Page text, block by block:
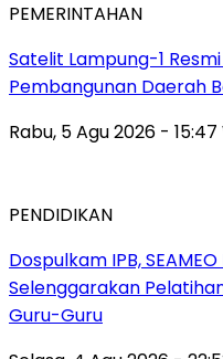
PEMERINTAHAN
Satelit Lampung-1
Pembangunan Daerah
Rabu, 5 Agu 2026 - 15:47
PENDIDIKAN
Dospulkam IPB,
Selenggarakan
Guru-Guru